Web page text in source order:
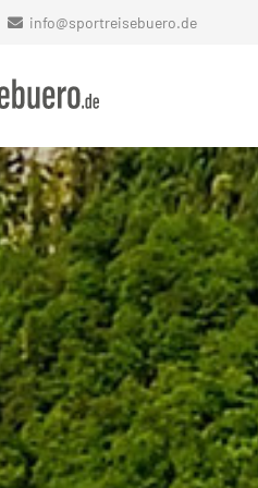
info@sportreisebuero.de